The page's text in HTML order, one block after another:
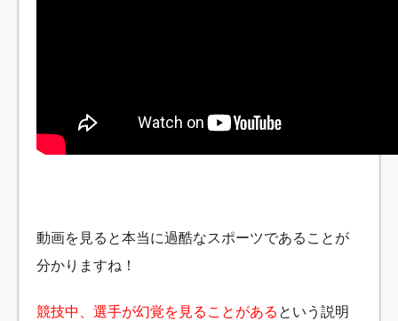
動画を見ると本当に過酷なスポーツであることが
分かりますね！
競技中、選手が幻覚を見ることがある という説明